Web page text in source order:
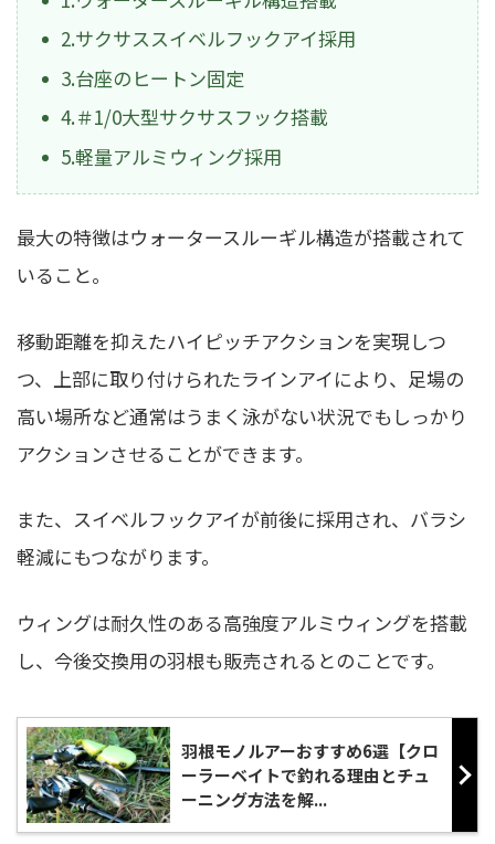
2.サクサススイベルフックアイ採用
3.台座のヒートン固定
4.＃1/0大型サクサスフック搭載
5.軽量アルミウィング採用
最大の特徴はウォータースルーギル構造が搭載されて
いること。
移動距離を抑えたハイピッチアクションを実現しつ
つ、上部に取り付けられたラインアイにより、足場の
高い場所など通常はうまく泳がない状況でもしっかり
アクションさせることができます。
また、スイベルフックアイが前後に採用され、バラシ
軽減にもつながります。
ウィングは耐久性のある高強度アルミウィングを搭載
し、今後交換用の羽根も販売されるとのことです。
羽根モノルアーおすすめ6選【クロ
ーラーベイトで釣れる理由とチュ
ーニング方法を解...